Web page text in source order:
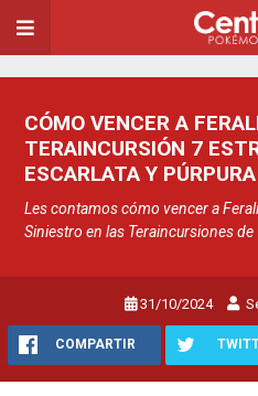
CÓMO VENCER A
TERAINCURSIÓN 7
ESCARLATA Y PÚRPURA
Les contamos cómo vencer a
Siniestro en las Teraincursiones de
31/10/2024
COMPARTIR